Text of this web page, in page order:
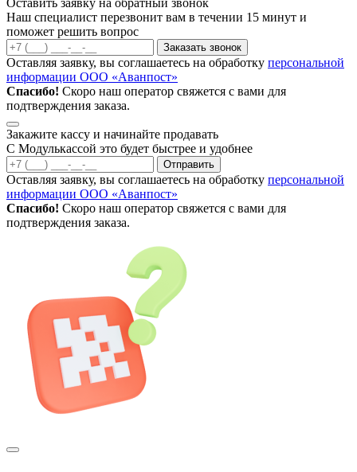
Наш специалист перезвонит вам в течении 15 минут и
поможет решить вопрос
Заказать звонок
Оставляя заявку, вы соглашаетесь на обработку персональной
информации ООО «Аванпост»
Спасибо! Скоро наш оператор свяжется с вами для
подтверждения заказа.
Закажите кассу и начинайте продавать
С Модулькассой это будет быстрее и удобнее
Отправить
Оставляя заявку, вы соглашаетесь на обработку персональной
информации ООО «Аванпост»
Спасибо! Скоро наш оператор свяжется с вами для
подтверждения заказа.